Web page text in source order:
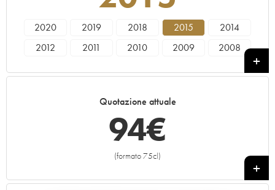
2020 2019 2018 2015
2014
2012
2011 2010 2009
2008
Quotazione attuale
94€
(formato 75cl)
+